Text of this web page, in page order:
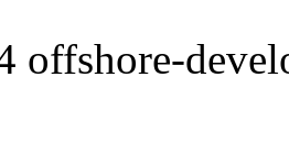
offshore-